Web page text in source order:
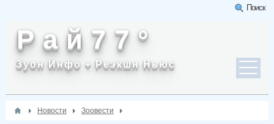
Поиск
Р а й 7 7 °
Зуон Инфо + Реэкшн Ньюс
Новости Зоовести